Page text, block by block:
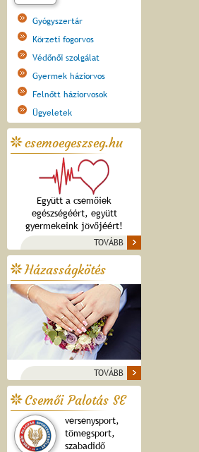
Gyógyszertár
Körzeti fogorvos
Védőnői szolgálat
Gyermek háziorvos
Felnőtt háziorvosok
Ügyeletek
csemoegeszseg.hu
Együtt a csemőiek
egészségéért, együtt
gyermekeink jövőjéért!
TOVÁBB
Házasságkötés
TOVÁBB
Csemői Palotás SE
versenysport,
tömegsport,
szabadidő